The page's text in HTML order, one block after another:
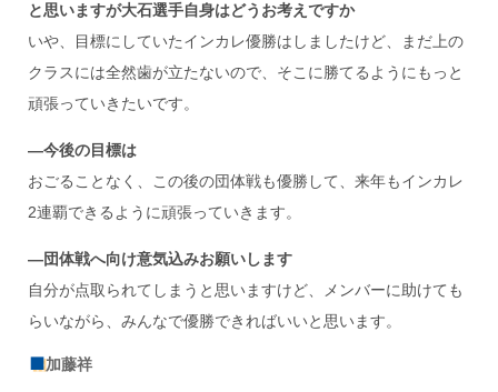
と思いますが大石選手自身はどうお考えですか
いや、目標にしていたインカレ優勝はしましたけど、まだ上の
クラスには全然歯が立たないので、そこに勝てるようにもっと
頑張っていきたいです。
―今後の目標は
おごることなく、この後の団体戦も優勝して、来年もインカレ
2連覇できるように頑張っていきます。
―団体戦へ向け意気込みお願いします
自分が点取られてしまうと思いますけど、メンバーに助けても
らいながら、みんなで優勝できればいいと思います。
加藤祥